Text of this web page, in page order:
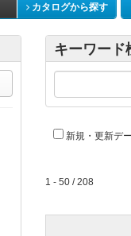
カタログから探す
キーワード
新規・更新デ
1 - 50 / 208